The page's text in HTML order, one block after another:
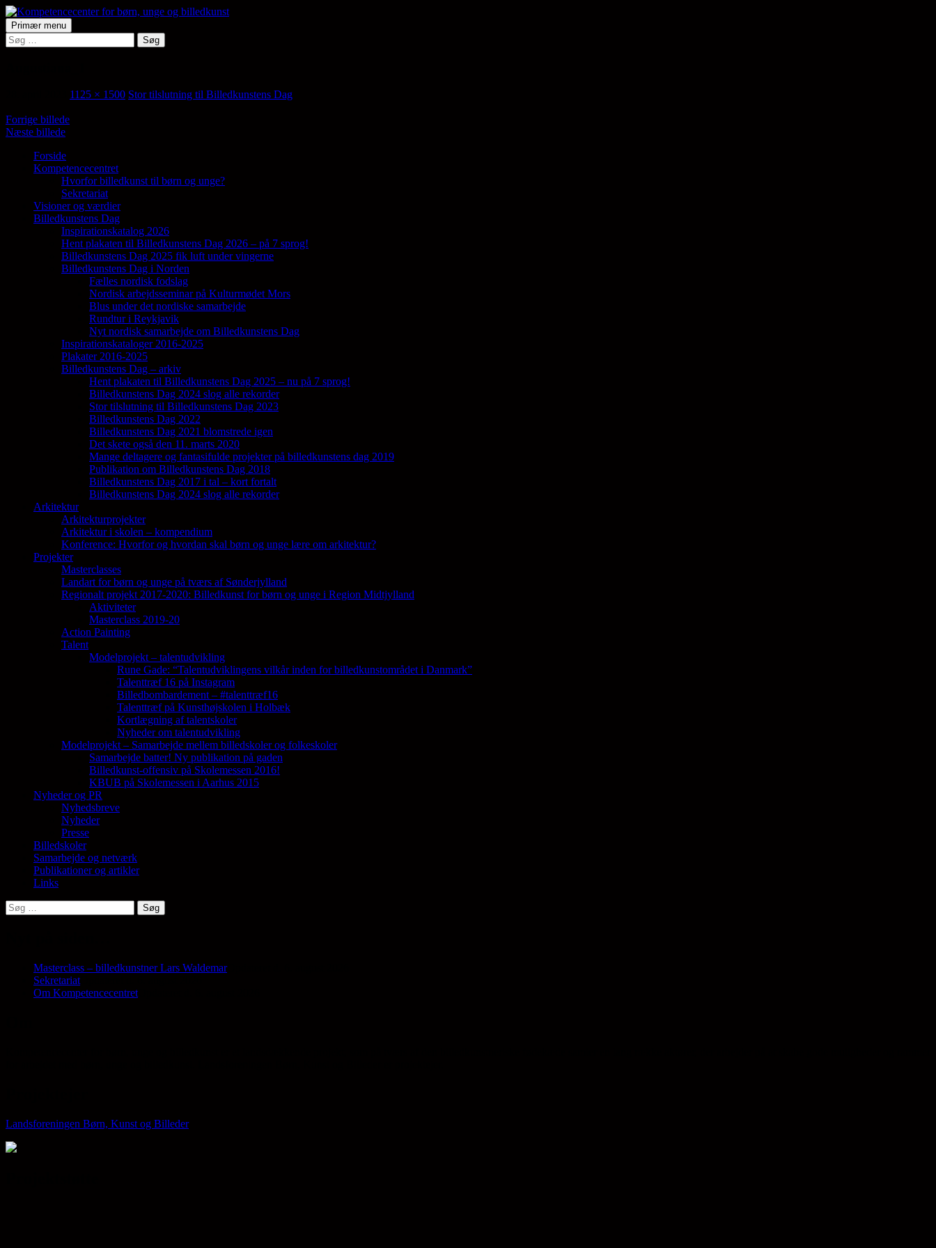
Hop
til
indhold
Kompetencecenter for børn, unge og billedkunst
SøgPrimær menu
Søg
efter:
1125 × 1500 Stor tilslutning til Billedkunstens Dag
Forrige billede
Næste billede
Samler en lang række aktører på tværs af den billedkunstneriske fødekæde
Forside
Kompetencecentret
Hvorfor billedkunst til børn og unge?
Sekretariat
Visioner og værdier
Billedkunstens Dag
Inspirationskatalog 2026
Hent plakaten til Billedkunstens Dag 2026 – på 7 sprog!
Billedkunstens Dag 2025 fik luft under vingerne
Billedkunstens Dag i Norden
Fælles nordisk fodslag
Nordisk arbejdsseminar på Kulturmødet Mors
Blus under det nordiske samarbejde
Rundtur i Reykjavik
Nyt nordisk samarbejde om Billedkunstens Dag
Inspirationskataloger 2016-2025
Plakater 2016-2025
Billedkunstens Dag – arkiv
Hent plakaten til Billedkunstens Dag 2025 – nu på 7 sprog!
Billedkunstens Dag 2024 slog alle rekorder
Stor tilslutning til Billedkunstens Dag 2023
Billedkunstens Dag 2022
Billedkunstens Dag 2021 blomstrede igen
Det skete også den 11. marts 2020
Mange deltagere og fantasifulde projekter på billedkunstens dag 2019
Publikation om Billedkunstens Dag 2018
Billedkunstens Dag 2017 i tal – kort fortalt
Billedkunstens Dag 2024 slog alle rekorder
Arkitektur
Arkitekturprojekter
Arkitektur i skolen – kompendium
Konference: Hvorfor og hvordan skal børn og unge lære om arkitektur?
Projekter
Masterclasses
Landart for børn og unge på tværs af Sønderjylland
Regionalt projekt 2017-2020: Billedkunst for børn og unge i Region Midtjylland
Aktiviteter
Masterclass 2019-20
Action Painting
Talent
Modelprojekt – talentudvikling
Rune Gade: “Talentudviklingens vilkår inden for billedkunstområdet i Danmark”
Talenttræf 16 på Instagram
Billedbombardement – #talenttræf16
Talenttræf på Kunsthøjskolen i Holbæk
Kortlægning af talentskoler
Nyheder om talentudvikling
Modelprojekt – Samarbejde mellem billedskoler og folkeskoler
Samarbejde batter! Ny publikation på gaden
Billedkunst-offensiv på Skolemessen 2016!
KBUB på Skolemessen i Aarhus 2015
Nyheder og PR
Nyhedsbreve
Nyheder
Presse
Billedskoler
Samarbejde og netværk
Publikationer og artikler
Links
Søg
efter:
Masterclass – billedkunstner Lars WaldemarOpdateret d. 6. august 2026
Sekretariat
Om Kompetencecentret
Landsforeningen Børn, Kunst og Billeder